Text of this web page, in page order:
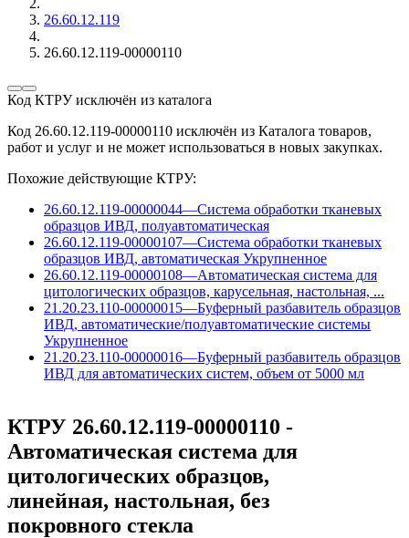
26.60.12.119
26.60.12.119-00000110
Код КТРУ исключён из каталога
Код 26.60.12.119-00000110 исключён из Каталога товаров,
работ и услуг и не может использоваться в новых закупках.
Похожие действующие КТРУ:
26.60.12.119-00000044—Система обработки тканевых
образцов ИВД, полуавтоматическая
26.60.12.119-00000107—Система обработки тканевых
образцов ИВД, автоматическая Укрупненное
26.60.12.119-00000108—Автоматическая система для
цитологических образцов, карусельная, настольная, ...
21.20.23.110-00000015—Буферный разбавитель образцов
ИВД, автоматические/полуавтоматические системы
Укрупненное
21.20.23.110-00000016—Буферный разбавитель образцов
ИВД для автоматических систем, объем от 5000 мл
КТРУ 26.60.12.119-00000110 -
Автоматическая система для
цитологических образцов,
линейная, настольная, без
покровного стекла